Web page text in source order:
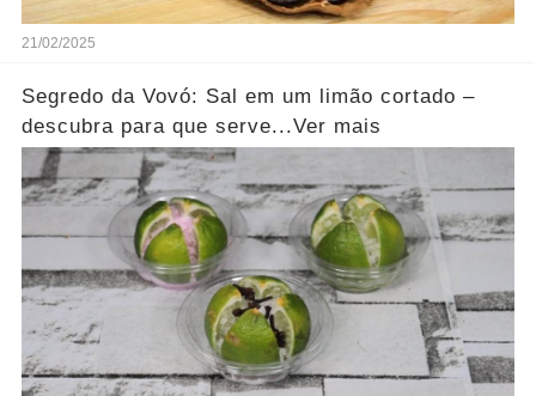
21/02/2025
Segredo da Vovó: Sal em um limão cortado –
descubra para que serve...Ver mais